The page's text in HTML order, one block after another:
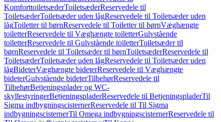
KomforttoiletsæderToiletsæderReservedele til
ToiletsæderToiletsæder uden lågReservedele til Toiletsæder uden
lågToiletter til børnReservedele til Toiletter til børnVæghængte
toiletterReservedele til Væghængte toiletterGulvstående
toiletterReservedele til Gulvstående toiletterToiletsæder til
børnReservedele til Toiletsæder til børnToiletsæderReservedele til
ToiletsæderToiletsæder uden lågReservedele til Toiletsæder uden
lågBideterVæghængte bideterReservedele til Væghængte
bideterGulvstående bideterTilbehørReservedele til
TilbehørBetjeningsplader og WC-
skyllestyringerBetjeningspladerReservedele til BetjeningspladerTil
Sigma indbygningscisternerReservedele til Til Sigma
indbygningscisternerTil Omega indbygningscisternerReservedele til